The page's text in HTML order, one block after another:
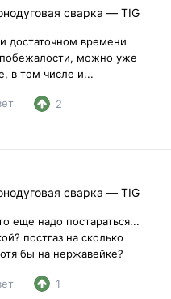
сварка — TIG
достаточном времени
побежалости, можно уже
в том числе и...
2
сварка — TIG
еще надо постараться...
постгаз на сколько
бы на нержавейке?
1